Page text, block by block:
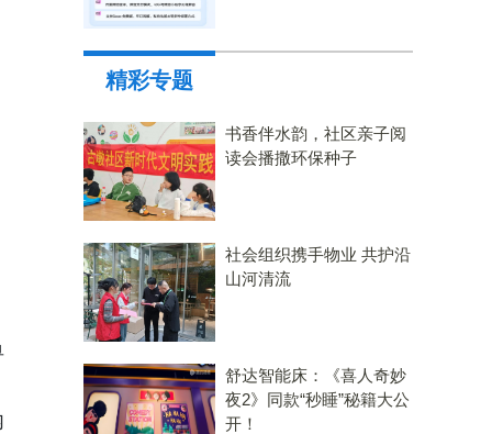
精彩专题
书香伴水韵，社区亲子阅
读会播撒环保种子
社会组织携手物业 共护沿
山河清流
舒达智能床：《喜人奇妙
夜2》同款“秒睡”秘籍大公
开！